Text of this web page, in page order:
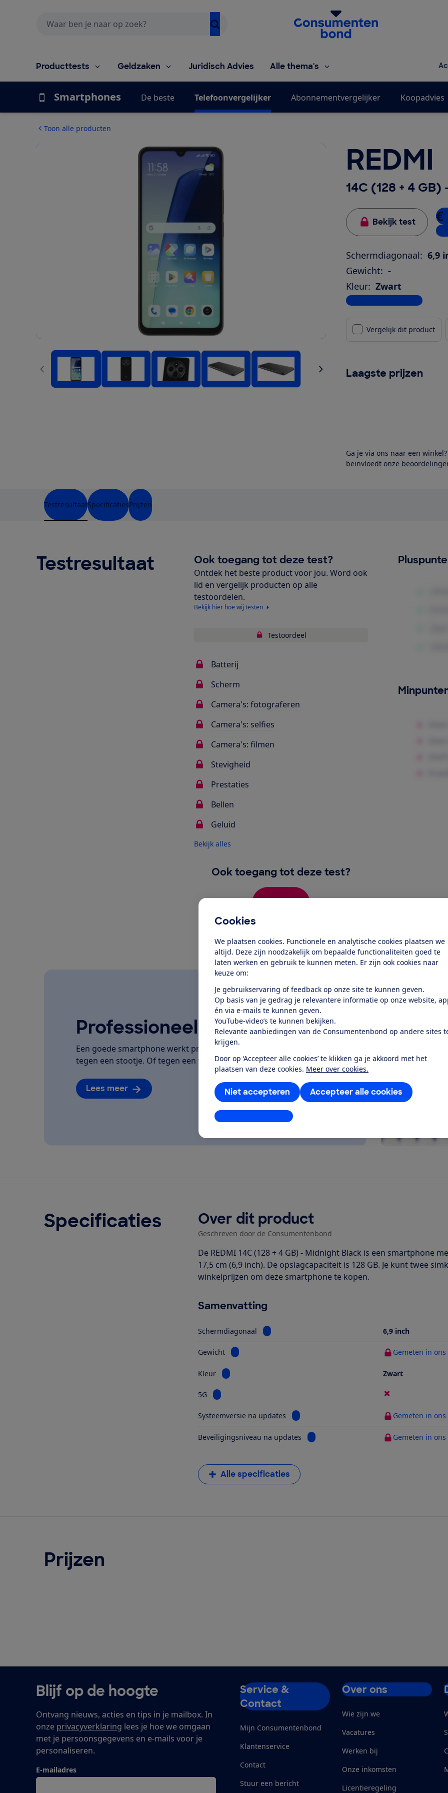
Cookies
We plaatsen cookies. Functionele en analytische cookies plaatsen we
altijd. Deze zijn noodzakelijk om bepaalde functionaliteiten goed te
laten werken en gebruik te kunnen meten. Er zijn ook cookies naar
keuze om:
Je gebruikservaring of feedback op onze site te kunnen geven.
Op basis van je gedrag je relevantere informatie op onze website,
én via e-mails te kunnen geven.
YouTube-video’s te kunnen bekijken.
Relevante aanbiedingen van de Consumentenbond op andere sites
krijgen.
Door op ‘Accepteer alle cookies’ te klikken ga je akkoord met het
plaatsen van deze cookies. Meer over cookies.
Accepteer alle cookies
Niet accepteren
Instellingen aanpassen
Homepage van de Consumentenbond
Producttests Geldzaken Juridisch Advies Alle thema's
Smartphones De beste Telefoonvergelijker Abonnementvergelijker Koopadvies
Toon alle producten
REDMI
14C (128 + 4
Bekijk test €
2
Schermdiagonaal: 6,9
Gewicht: -
Kleur: Zwart
Bekijk alle specificaties
Vergelijk dit product
Laagste prijzen
Ga je via ons naar een
beïnvloedt onze
TestresultaatSpecificatiesPrijzen
Testresultaat Ook toegang tot deze test?
Ontdek het beste product voor jou. Word ook
lid en vergelijk producten op alle
testoordelen.
Bekijk hier hoe wij testen
Testoordeel
Batterij
Scherm
Camera's: fotograferen
Camera's: selfies
Camera's: filmen
Stevigheid
Prestaties
Bellen
Geluid
Bekijk alles
Ook toegang tot deze test?
Professioneel getest
Een goede smartphone werkt prettig, heeft een goede batterij, en kan
tegen een stootje. Of tegen een flinke regenbui...
Lees meer
Specificaties Over dit product
Geschreven door de Consumentenbond
De REDMI 14C (128 + 4 GB) - Midnight Black is een smartphone
17,5 cm (6,9 inch). De opslagcapaciteit is 128 GB. Je kunt twee
winkelprijzen om deze smartphone te kopen.
Samenvatting
Schermdiagonaal Bekijk informatie voor Schermdiagonaal6,9 inch
Gewicht Bekijk informatie voor Gewicht Gemeten in
Kleur Bekijk informatie voor Kleur Zwart
5G Bekijk informatie voor 5G
Systeemversie na updates Bekijk informatie voor Systeemversie na
Gemeten in
Beveiligingsniveau na updates Bekijk informatie voor Gemeten in
Alle specificaties
Prijzen
Blijf op de hoogte
Ontvang nieuws, acties en tips in je mailbox. In
onze privacyverklaring lees je hoe we omgaan
met je persoonsgegevens en e-mails voor je
personaliseren.
E-mailadres
Service &
Contact
Mijn Consumentenbond
Klantenservice
Contact
Stuur een bericht
Over ons
Wie zijn we
Vacatures
Werken bij
Onze inkomsten
Licentieregeling